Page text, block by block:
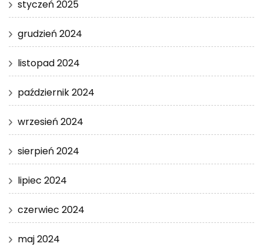
styczeń 2025
grudzień 2024
listopad 2024
październik 2024
wrzesień 2024
sierpień 2024
lipiec 2024
czerwiec 2024
maj 2024